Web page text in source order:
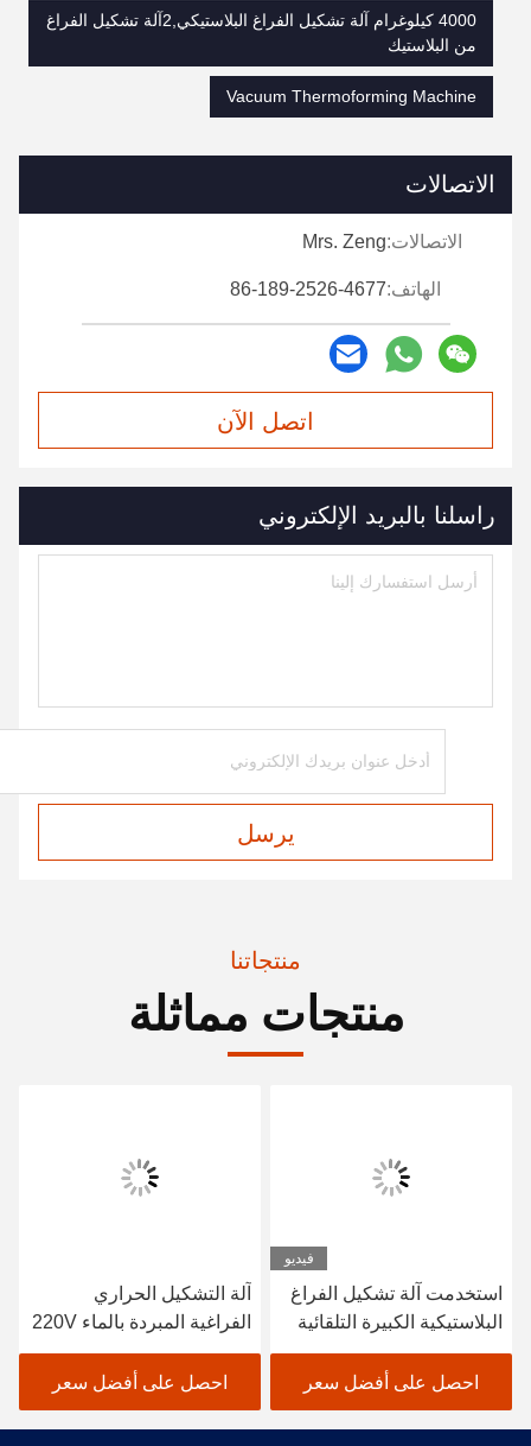
4000 كيلوغرام آلة تشكيل الفراغ البلاستيكي,2آلة تشكيل الفراغ
من البلاستيك
Vacuum Thermoforming Machine
الاتصالات
الاتصالات:Mrs. Zeng
الهاتف:86-189-2526-4677
اتصل الآن
راسلنا بالبريد الإلكتروني
يرسل
منتجاتنا
منتجات مماثلة
فيديو
استخدمت آلة تشكيل الفراغ
البلاستيكية الكبيرة التلقائية
لصنع لوحات المستخدمة مرة
واحدةاحصل على أفضل سعر
آلة التشكيل الحراري
الفراغية المبردة بالماء 220V
380V
احصل على أفضل سعر